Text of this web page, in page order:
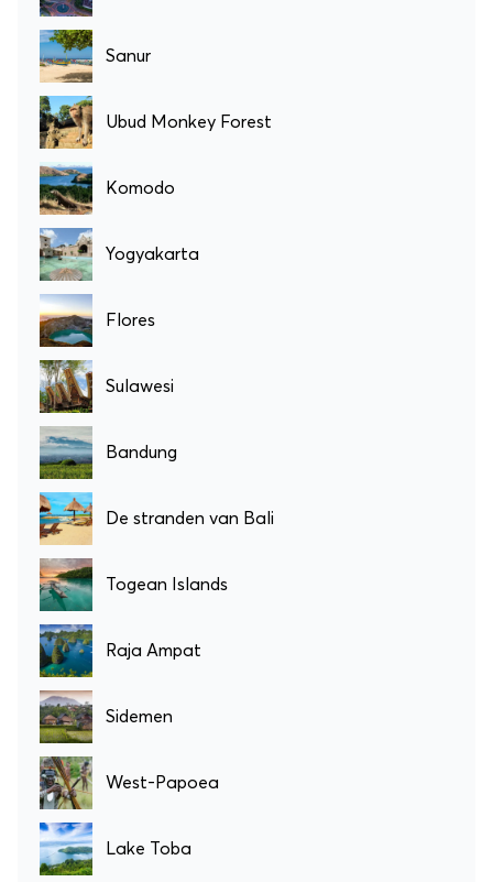
Sanur
Ubud Monkey Forest
Komodo
Yogyakarta
Flores
Sulawesi
Bandung
De stranden van Bali
Togean Islands
Raja Ampat
Sidemen
West-Papoea
Lake Toba